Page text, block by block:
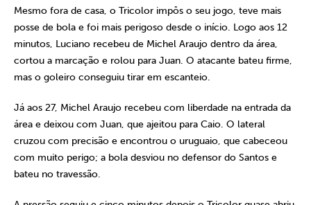
Mesmo fora de casa, o Tricolor impôs o seu jogo, teve mais
posse de bola e foi mais perigoso desde o início. Logo aos 12
minutos, Luciano recebeu de Michel Araujo dentro da área,
cortou a marcação e rolou para Juan. O atacante bateu firme,
mas o goleiro conseguiu tirar em escanteio.
Já aos 27, Michel Araujo recebeu com liberdade na entrada da
área e deixou com Juan, que ajeitou para Caio. O lateral
cruzou com precisão e encontrou o uruguaio, que cabeceou
com muito perigo; a bola desviou no defensor do Santos e
bateu no travessão.